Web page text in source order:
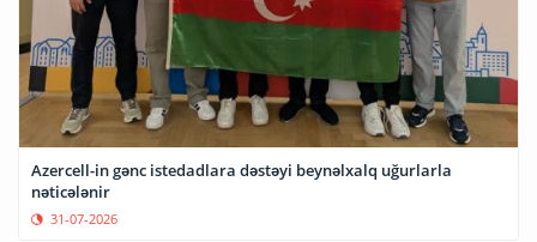
Azercell-in gənc istedadlara dəstəyi beynəlxalq uğurlarla
nəticələnir
31-07-2026